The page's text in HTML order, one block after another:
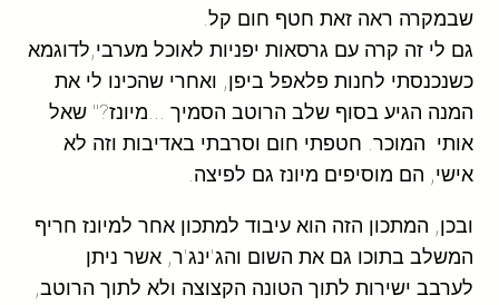
שבמקרה ראה זאת חטף חום קל.
גם לי זה קרה עם גרסאות יפניות לאוכל מערבי,לדוגמא
כשנכנסתי לחנות פלאפל ביפן, ואחרי שהכינו לי את
המנה הגיע בסוף שלב הרוטב הסמיך …מיונז?" שאל
אותי המוכר. חטפתי חום וסרבתי באדיבות וזה לא
אישי, הם מוסיפים מיונז גם לפיצה.
ובכן, המתכון הזה הוא עיבוד למתכון אחר למיונז חריף
המשלב בתוכו גם את השום והג'ינג'ר, אשר ניתן
לערבב ישירות לתוך הטונה הקצוצה ולא לתוך הרוטב,